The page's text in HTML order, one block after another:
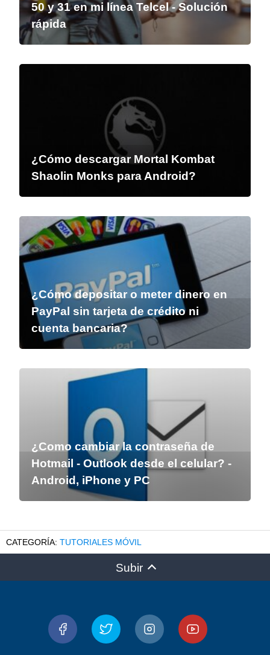
50 y 31 en mi línea Telcel - Solución
rápida
¿Cómo descargar Mortal Kombat
Shaolin Monks para Android?
¿Cómo depositar o meter dinero en
PayPal sin tarjeta de crédito ni
cuenta bancaria?
¿Como cambiar la contraseña de
Hotmail - Outlook desde el celular? -
Android, iPhone y PC
TUTORIALES MÓVIL
Subir